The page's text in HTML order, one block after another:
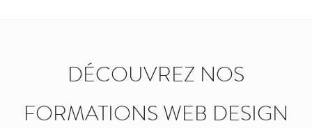
DÉCOUVREZ NOS
FORMATIONS WEB DESIGN